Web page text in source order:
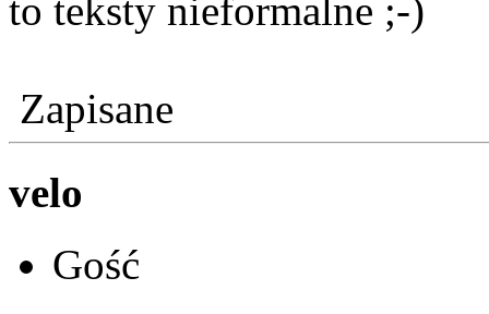
to teksty nieformalne ;-)
Zapisane
velo
Gość